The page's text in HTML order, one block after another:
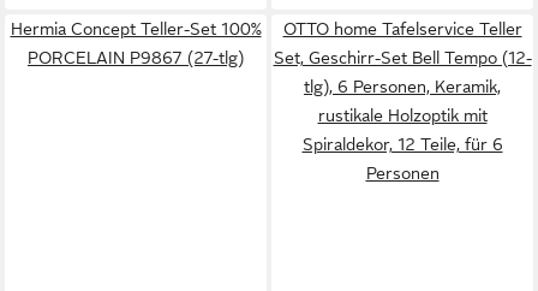
Hermia Concept Teller-Set 100%
PORCELAIN P9867 (27-tlg)
OTTO home Tafelservice Teller
Set, Geschirr-Set Bell Tempo (12-
tlg), 6 Personen, Keramik,
rustikale Holzoptik mit
Spiraldekor, 12 Teile, für 6
Personen